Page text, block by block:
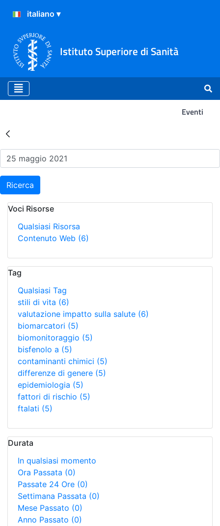
Istituto Superiore di Sanità
Eventi
Risultati della Ricerca -
Ricerca
Voci Risorse
Qualsiasi Risorsa
Contenuto Web (6)
Tag
Qualsiasi Tag
stili di vita (6)
valutazione impatto sulla salute (6)
biomarcatori (5)
biomonitoraggio (5)
bisfenolo a (5)
contaminanti chimici (5)
differenze di genere (5)
epidemiologia (5)
fattori di rischio (5)
ftalati (5)
Durata
In qualsiasi momento
Ora Passata (0)
Passate 24 Ore (0)
Settimana Passata (0)
Mese Passato (0)
Anno Passato (0)